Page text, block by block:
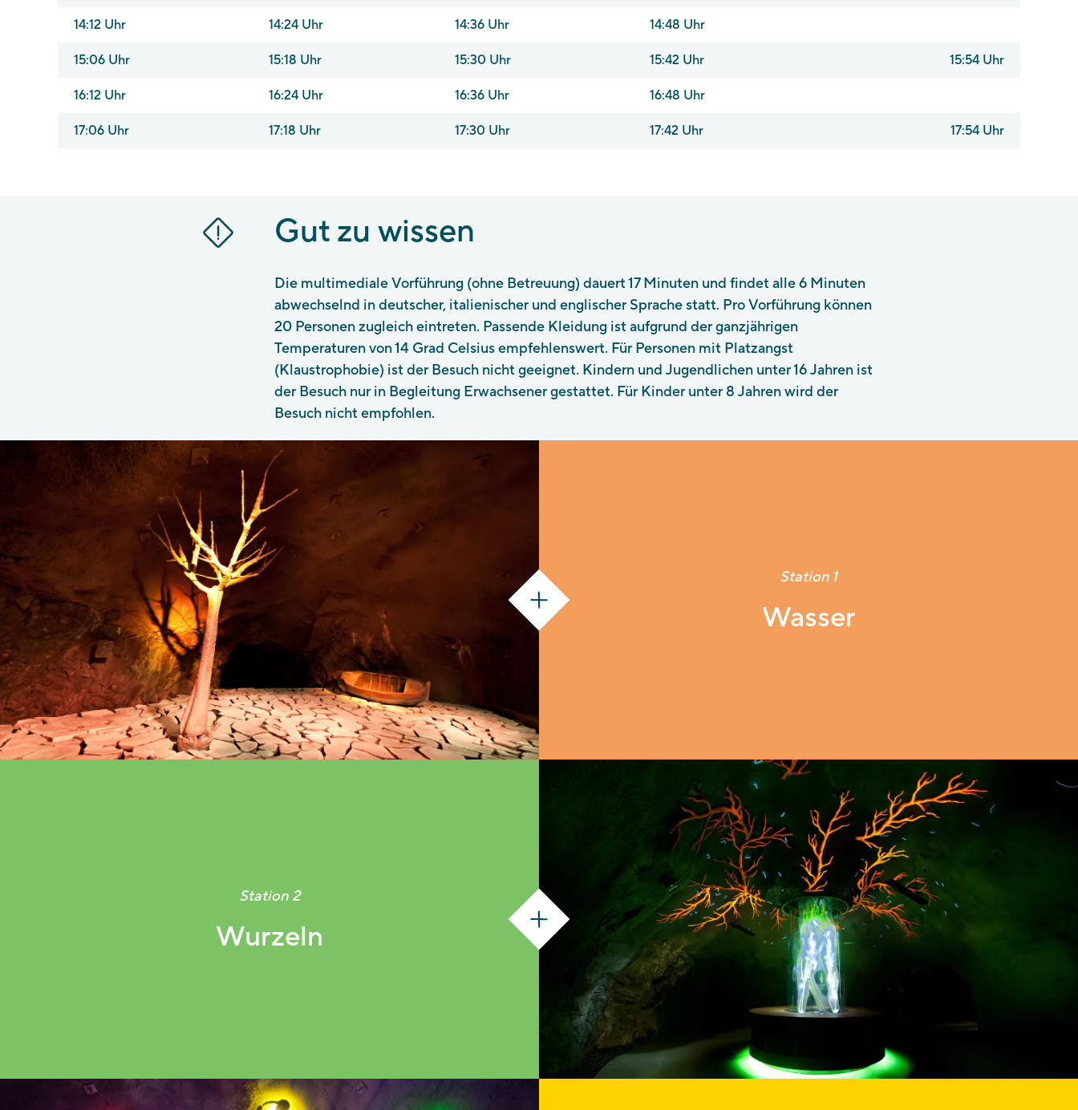
14:12 Uhr 14:24 Uhr 14:36 Uhr 14:48 Uhr
15:06 Uhr 15:18 Uhr 15:30 Uhr 15:42 Uhr 15:54 Uhr
16:12 Uhr 16:24 Uhr 16:36 Uhr 16:48 Uhr
17:06 Uhr 17:18 Uhr 17:30 Uhr 17:42 Uhr 17:54 Uhr
Gut zu wissen
Die multimediale Vorführung (ohne Betreuung) dauert 17 Minuten und findet alle 6 Minuten
abwechselnd in deutscher, italienischer und englischer Sprache statt. Pro Vorführung können
20 Personen zugleich eintreten. Passende Kleidung ist aufgrund der ganzjährigen
Temperaturen von 14 Grad Celsius empfehlenswert. Für Personen mit Platzangst
(Klaustrophobie) ist der Besuch nicht geeignet. Kindern und Jugendlichen unter 16 Jahren ist
der Besuch nur in Begleitung Erwachsener gestattet. Für Kinder unter 8 Jahren wird der
Besuch nicht empfohlen.
Station 1
Wasser
Station 2
Wurzeln